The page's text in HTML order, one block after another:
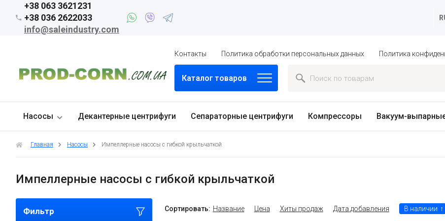
+38 063 3621231
+38 036 2622033
info@saleindustry.com
Контакты Политика обработки персональных данных Политика
Каталог товаров
Насосы Декантерные центрифуги Сепараторные центрифуги Компрессоры Вакуум-
Главная Насосы Импеллерные насосы с гибкой крыльчаткой
Импеллерные насосы с гибкой крыльчаткой
Фильтр Сортировать: Название Цена Хиты продаж Дата добавления В наличии ↑